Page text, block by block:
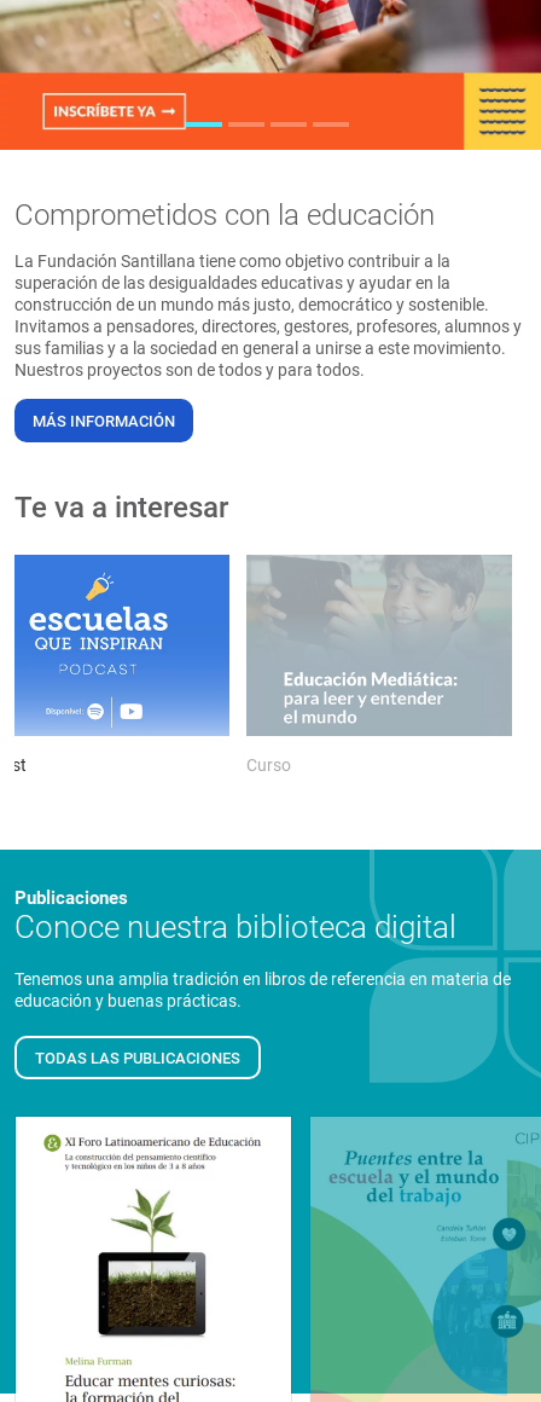
PT
Comprometidos con la educación
La Fundación Santillana tiene como objetivo contribuir a la
superación de las desigualdades educativas y ayudar en la
construcción de un mundo más justo, democrático y sostenible.
Invitamos a pensadores, directores, gestores, profesores, alumnos y
sus familias y a la sociedad en general a unirse a este movimiento.
Nuestros proyectos son de todos y para todos.
MÁS INFORMACIÓN
Te va a interesar
Curso
Publicaciones
Conoce nuestra biblioteca digital
Tenemos una amplia tradición en libros de referencia en materia de
educación y buenas prácticas.
TODAS LAS PUBLICACIONES